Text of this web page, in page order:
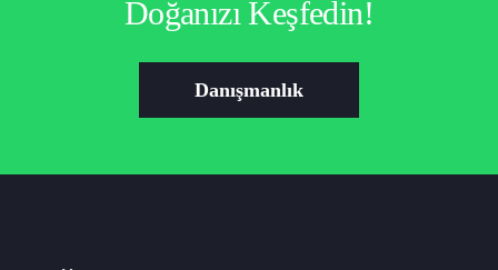
Doğanızı Keşfedin!
Danışmanlık